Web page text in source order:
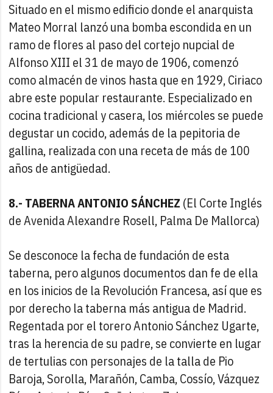
Situado en el mismo edificio donde el anarquista
Mateo Morral lanzó una bomba escondida en un
ramo de flores al paso del cortejo nupcial de
Alfonso XIII el 31 de mayo de 1906, comenzó
como almacén de vinos hasta que en 1929, Ciriaco
abre este popular restaurante. Especializado en
cocina tradicional y casera, los miércoles se puede
degustar un cocido, además de la pepitoria de
gallina, realizada con una receta de más de 100
años de antigüedad.
8.- TABERNA ANTONIO SÁNCHEZ (El Corte Inglés
de Avenida Alexandre Rosell, Palma De Mallorca)
Se desconoce la fecha de fundación de esta
taberna, pero algunos documentos dan fe de ella
en los inicios de la Revolución Francesa, así que es
por derecho la taberna más antigua de Madrid.
Regentada por el torero Antonio Sánchez Ugarte,
tras la herencia de su padre, se convierte en lugar
de tertulias con personajes de la talla de Pio
Baroja, Sorolla, Marañón, Camba, Cossío, Vázquez